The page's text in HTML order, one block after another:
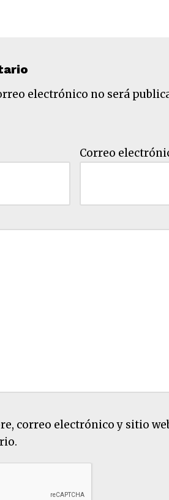
electrónico no será
Correo
correo electrónico y sitio